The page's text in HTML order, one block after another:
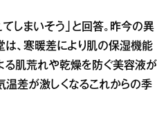
しまいそう」と回答。昨今の異
は、寒暖差により肌の保湿機能
る肌荒れや乾燥を防ぐ美容液が
温差が激しくなるこれからの季